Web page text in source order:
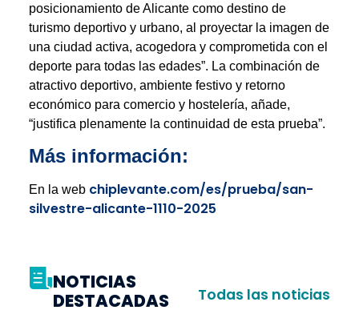
posicionamiento de Alicante como destino de
turismo deportivo y urbano, al proyectar la imagen de
una ciudad activa, acogedora y comprometida con el
deporte para todas las edades”. La combinación de
atractivo deportivo, ambiente festivo y retorno
económico para comercio y hostelería, añade,
“justifica plenamente la continuidad de esta prueba”.
Más información:
En la web chiplevante.com/es/prueba/san-
silvestre-alicante-1110-2025
NOTICIAS
DESTACADAS
Todas las noticias